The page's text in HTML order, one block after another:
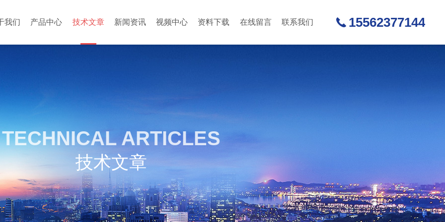
我们 产品中心 技术文章 新闻资讯 视频中心 资料下载 在线留言 联系我们 15562377144
TECHNICAL ARTICLES
技术文章